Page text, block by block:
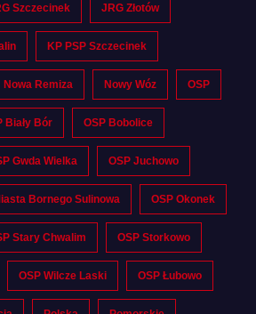
Szczecinek JRG Złotów
KP PSP Szczecinek
Nowa Remiza Nowy Wóz OSP
Biały Bór OSP Bobolice
Gwda Wielka OSP Juchowo
Bornego Sulinowa OSP Okonek
Stary Chwalim OSP Storkowo
OSP Wilcze Laski OSP Łubowo